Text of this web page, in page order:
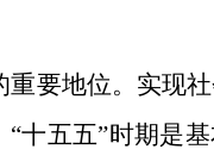
重要地位。实现
十五五”时期是